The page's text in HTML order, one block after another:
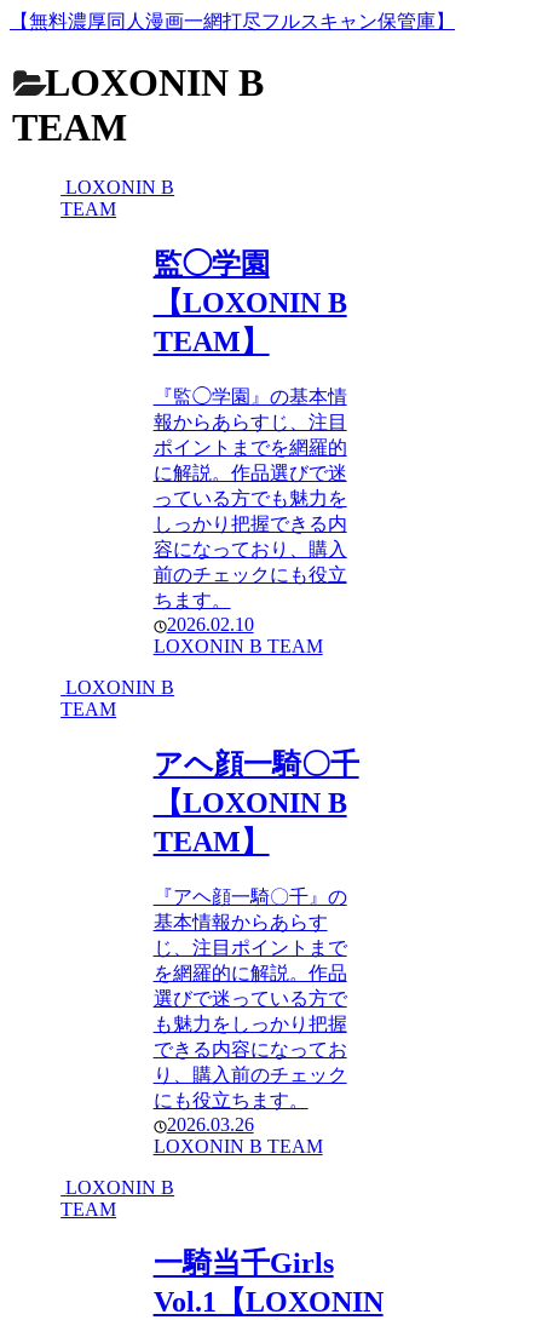
【無料濃厚同人漫画一網打尽フルスキャン保管庫】
LOXONIN B
TEAM
LOXONIN B
TEAM
監◯学園
【LOXONIN B
TEAM】
『監◯学園』の基本情
報からあらすじ、注目
ポイントまでを網羅的
に解説。作品選びで迷
っている方でも魅力を
しっかり把握できる内
容になっており、購入
前のチェックにも役立
ちます。
2026.02.10
LOXONIN B TEAM
LOXONIN B
TEAM
アヘ顔一騎〇千
【LOXONIN B
TEAM】
『アヘ顔一騎〇千』の
基本情報からあらす
じ、注目ポイントまで
を網羅的に解説。作品
選びで迷っている方で
も魅力をしっかり把握
できる内容になってお
り、購入前のチェック
にも役立ちます。
2026.03.26
LOXONIN B TEAM
LOXONIN B
TEAM
一騎当千Girls
Vol.1【LOXONIN